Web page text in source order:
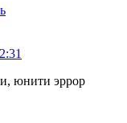
юнити эррор